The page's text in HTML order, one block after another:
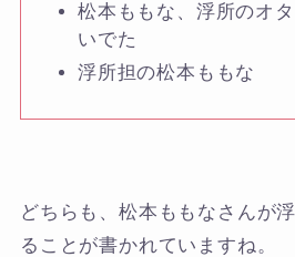
松本ももな、浮所のオ
いでた
浮所担の松本ももな
どちらも、松本ももなさんが
ることが書かれていますね。